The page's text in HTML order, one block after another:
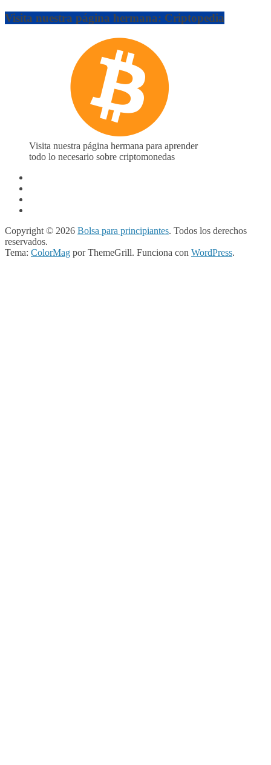
Visita nuestra página hermana: Criptopedia
Visita nuestra página hermana para aprender
todo lo necesario sobre criptomonedas
Copyright © 2026 Bolsa para principiantes. Todos los derechos
reservados.
Tema: ColorMag por ThemeGrill. Funciona con WordPress.